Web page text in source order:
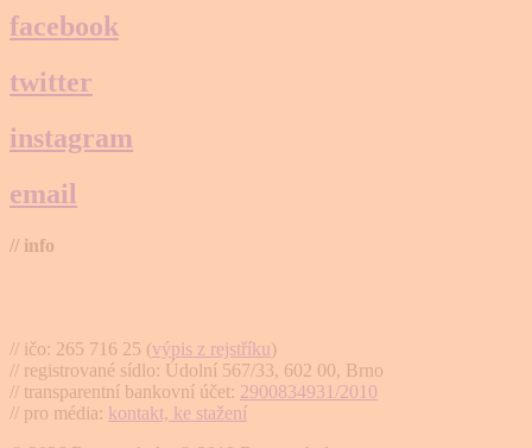
facebook
twitter
instagram
email
// info
// ičo: 265 716 25 (výpis z rejstříku)
// registrované sídlo: Údolní 567/33, 602 00, Brno
// transparentní bankovní účet: 2900834931/2010
// pro média: kontakt, ke stažení